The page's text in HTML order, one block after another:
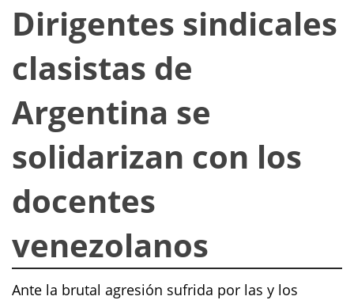
Dirigentes sindicales
clasistas de
Argentina se
solidarizan con los
docentes
venezolanos
Ante la brutal agresión sufrida por las y los